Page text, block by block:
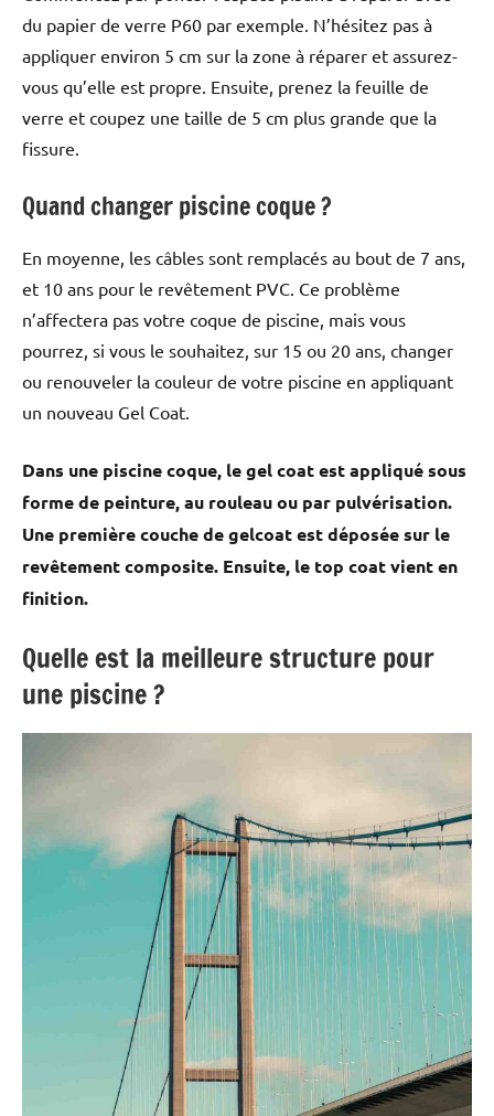
du papier de verre P60 par exemple. N’hésitez pas à
appliquer environ 5 cm sur la zone à réparer et assurez-
vous qu’elle est propre. Ensuite, prenez la feuille de
verre et coupez une taille de 5 cm plus grande que la
fissure.
Quand changer piscine coque ?
En moyenne, les câbles sont remplacés au bout de 7 ans,
et 10 ans pour le revêtement PVC. Ce problème
n’affectera pas votre coque de piscine, mais vous
pourrez, si vous le souhaitez, sur 15 ou 20 ans, changer
ou renouveler la couleur de votre piscine en appliquant
un nouveau Gel Coat.
Dans une piscine coque, le gel coat est appliqué sous
forme de peinture, au rouleau ou par pulvérisation.
Une première couche de gelcoat est déposée sur le
revêtement composite. Ensuite, le top coat vient en
finition.
Quelle est la meilleure structure pour
une piscine ?